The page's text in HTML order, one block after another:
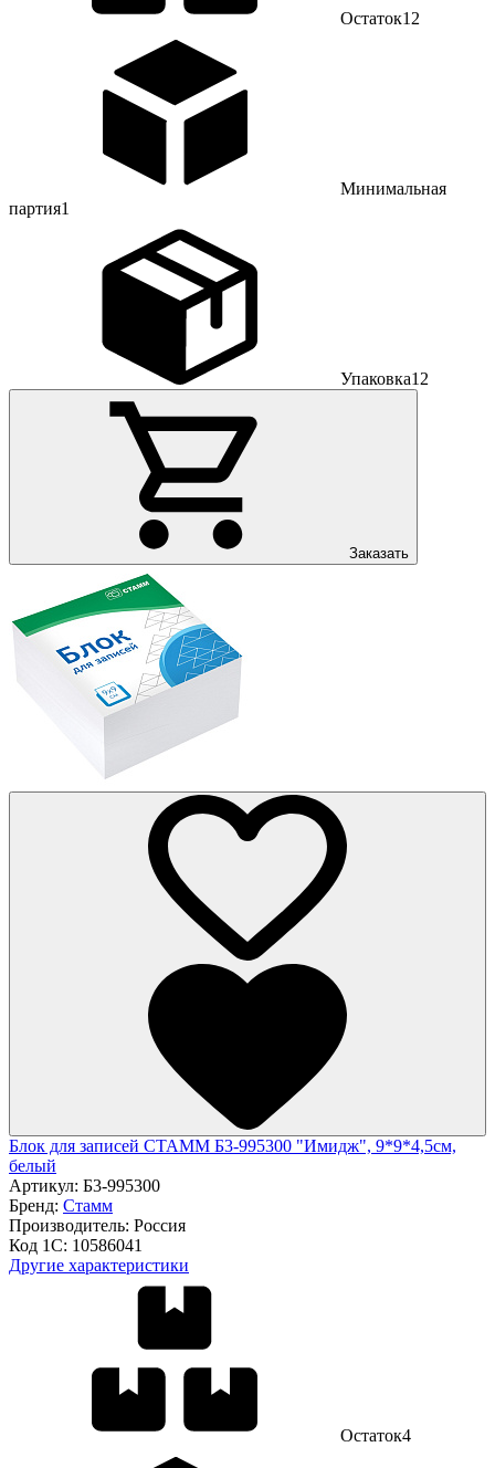
Остаток12
Минимальная
партия1
Упаковка12
Заказать
Блок для записей СТАММ Б3-995300 "Имидж", 9*9*4,5см,
белый
Артикул: Б3-995300
Бренд: Стамм
Производитель: Россия
Код 1С: 10586041
Другие характеристики
Остаток4